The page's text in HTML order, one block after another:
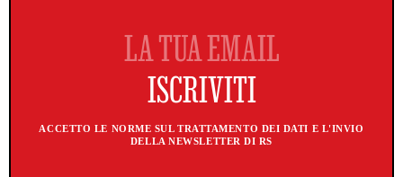
ACCETTO LE NORME SUL TRATTAMENTO DEI DATI E L'INVIO
DELLA NEWSLETTER DI RS